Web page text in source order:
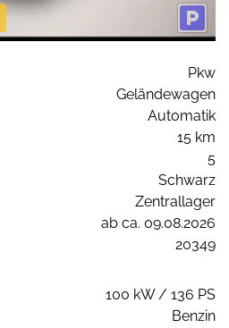
Pkw
Geländewagen
Automatik
15 km
5
Schwarz
Zentrallager
ab ca. 09.08.2026
20349
100 kW / 136 PS
Benzin